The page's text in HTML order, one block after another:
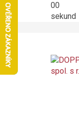
00
sekund